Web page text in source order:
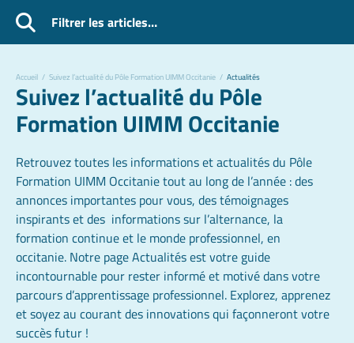
Filtrer les articles…
Accueil / Suivez l’actualité du Pôle Formation UIMM Occitanie / Actualités
Suivez l’actualité du Pôle
Formation UIMM Occitanie
Retrouvez toutes les informations et actualités du Pôle
Formation UIMM Occitanie tout au long de l’année : des
annonces importantes pour vous, des témoignages
inspirants et des informations sur l’alternance, la
formation continue et le monde professionnel, en
occitanie. Notre page Actualités est votre guide
incontournable pour rester informé et motivé dans votre
parcours d’apprentissage professionnel. Explorez, apprenez
et soyez au courant des innovations qui façonneront votre
succès futur !